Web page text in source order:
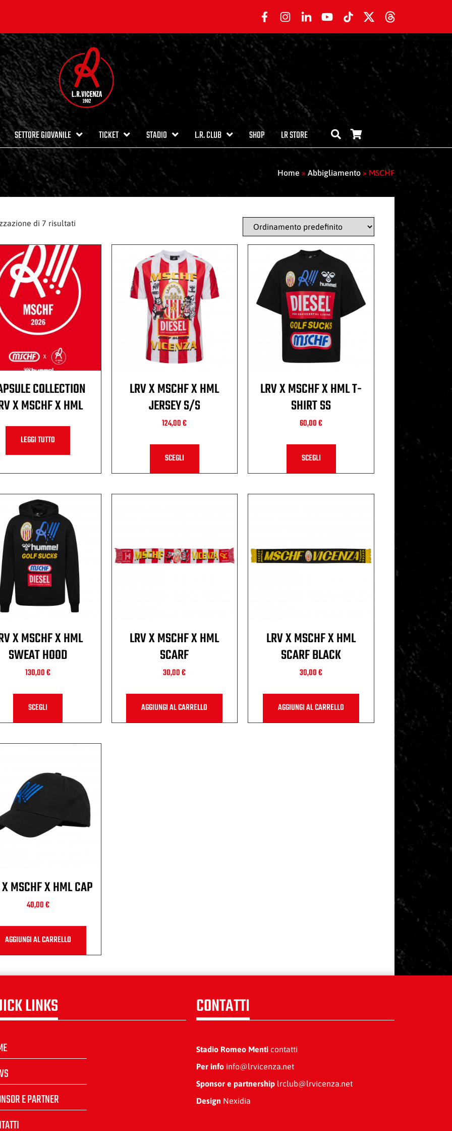
SETTORE GIOVANILE TICKET STADIO L.R. CLUB SHOP LR STORE
Home » Abbigliamento » MSCHF
di 7 risultati
COLLECTION
X MSCHF X HML
LEGGI TUTTO
LRV X MSCHF X HML
JERSEY S/S
124,00€
SCEGLI
LRV X MSCHF X HML T-
SHIRT SS
60,00€
SCEGLI
X MSCHF X HML
SWEAT HOOD
130,00€
SCEGLI
LRV X MSCHF X HML
SCARF
30,00€
AGGIUNGI AL CARRELLO
LRV X MSCHF X HML
SCARF BLACK
30,00€
AGGIUNGI AL CARRELLO
MSCHF X HML CAP
40,00€
AGGIUNGI AL CARRELLO
LINKS
E PARTNER
CONTATTI
Stadio Romeo Menticontatti
Per infoinfo@lrvicenza.net
Sponsor e partnershiplrclub@lrvicenza.net
Design Nexidia